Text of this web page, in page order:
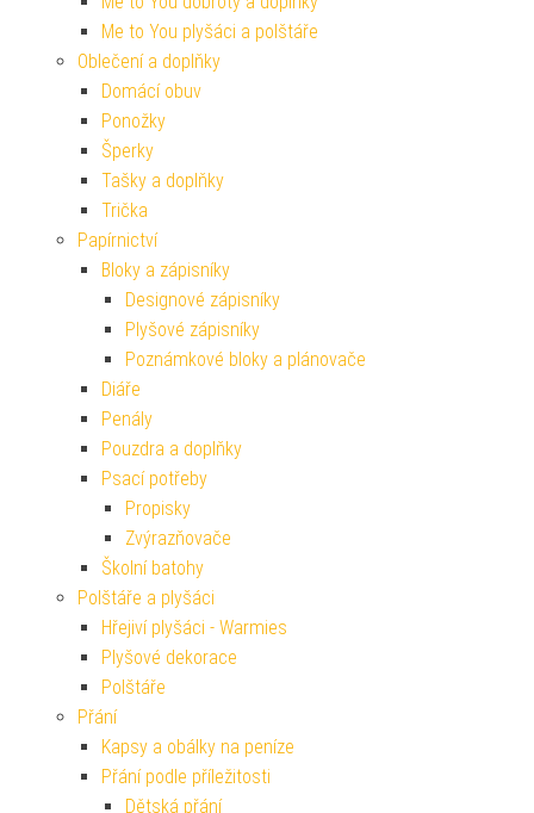
Me to You plyšáci a polštáře
Oblečení a doplňky
Domácí obuv
Ponožky
Šperky
Tašky a doplňky
Trička
Papírnictví
Bloky a zápisníky
Designové zápisníky
Plyšové zápisníky
Poznámkové bloky a plánovače
Diáře
Penály
Pouzdra a doplňky
Psací potřeby
Propisky
Zvýrazňovače
Školní batohy
Polštáře a plyšáci
Hřejiví plyšáci - Warmies
Plyšové dekorace
Polštáře
Přání
Kapsy a obálky na peníze
Přání podle příležitosti
Dětská přání